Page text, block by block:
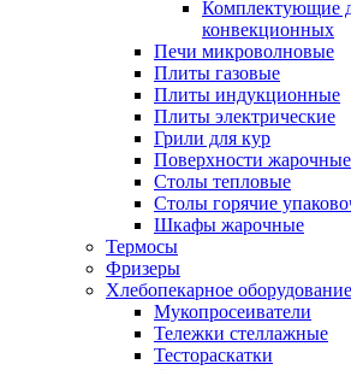
Комплектующие
конвекционных
Печи микроволновые
Плиты газовые
Плиты индукционные
Плиты электрические
Грили для кур
Поверхности жарочные
Столы тепловые
Столы горячие
Шкафы жарочные
Термосы
Фризеры
Хлебопекарное оборудование
Мукопросеиватели
Тележки стеллажные
Тестораскатки